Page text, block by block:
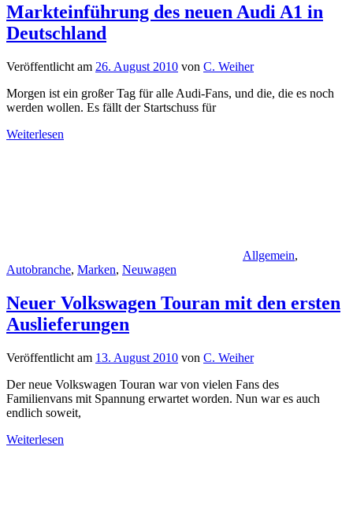
Markteinführung des neuen Audi A1 in
Deutschland
Veröffentlicht am 26. August 2010 von C. Weiher
Morgen ist ein großer Tag für alle Audi-Fans, und die, die es noch
werden wollen. Es fällt der Startschuss für
Weiterlesen
Allgemein,
Autobranche, Marken, Neuwagen
Neuer Volkswagen Touran mit den ersten
Auslieferungen
Veröffentlicht am 13. August 2010 von C. Weiher
Der neue Volkswagen Touran war von vielen Fans des
Familienvans mit Spannung erwartet worden. Nun war es auch
endlich soweit,
Weiterlesen